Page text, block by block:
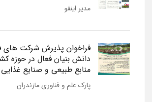
مدیر اینفو
فراخوان پذیرش شرکت های
دانش بنیان فعال در حوزه
منابع طبیعی و صنایع غذایی
پارک علم و فناوری مازندران